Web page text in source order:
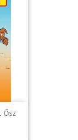
Ősz